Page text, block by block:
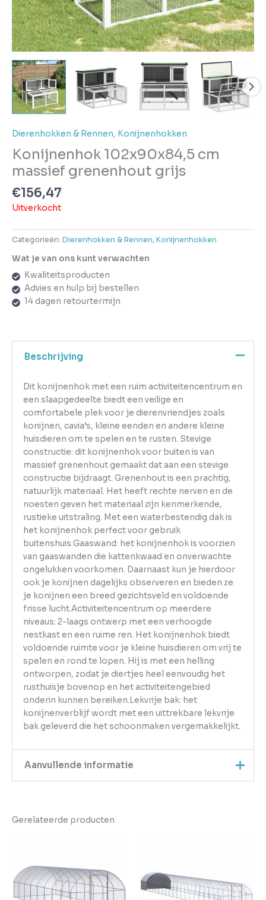
Dierenhokken & Rennen, Konijnenhokken
Konijnenhok 102x90x84,5 cm
massief grenenhout grijs
€156,47
Uitverkocht
Categorieën: Dierenhokken & Rennen, Konijnenhokken
Wat je van ons kunt verwachten
Kwaliteitsproducten
Advies en hulp bij bestellen
14 dagen retourtermijn
Beschrijving
Dit konijnenhok met een ruim activiteitencentrum en
een slaapgedeelte biedt een veilige en
comfortabele plek voor je dierenvriendjes zoals
konijnen, cavia’s, kleine eenden en andere kleine
huisdieren om te spelen en te rusten. Stevige
constructie: dit konijnenhok voor buiten is van
massief grenenhout gemaakt dat aan een stevige
constructie bijdraagt. Grenenhout is een prachtig,
natuurlijk materiaal. Het heeft rechte nerven en de
noesten geven het materiaal zijn kenmerkende,
rustieke uitstraling. Met een waterbestendig dak is
het konijnenhok perfect voor gebruik
buitenshuis.Gaaswand: het konijnenhok is voorzien
van gaaswanden die kattenkwaad en onverwachte
ongelukken voorkomen. Daarnaast kun je hierdoor
ook je konijnen dagelijks observeren en bieden ze
je konijnen een breed gezichtsveld en voldoende
frisse lucht.Activiteitencentrum op meerdere
niveaus: 2-laags ontwerp met een verhoogde
nestkast en een ruime ren. Het konijnenhok biedt
voldoende ruimte voor je kleine huisdieren om vrij te
spelen en rond te lopen. Hij is met een helling
ontworpen, zodat je diertjes heel eenvoudig het
rusthuisje bovenop en het activiteitengebied
onderin kunnen bereiken.Lekvrije bak: het
konijnenverblijf wordt met een uittrekbare lekvrije
bak geleverd die het schoonmaken vergemakkelijkt.
Aanvullende informatie
EAN
Aantal
pakketten in
levering
1
Gerelateerde producten